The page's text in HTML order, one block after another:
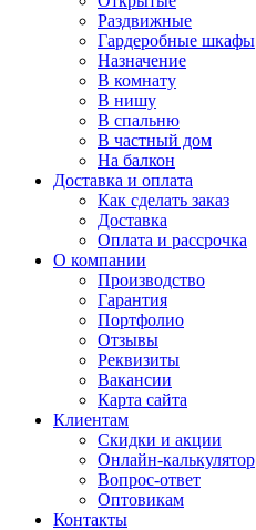
Раздвижные
Гардеробные шкафы
Назначение
В комнату
В нишу
В спальню
В частный дом
На балкон
Доставка и оплата
Как сделать заказ
Доставка
Оплата и рассрочка
О компании
Производство
Гарантия
Портфолио
Отзывы
Реквизиты
Вакансии
Карта сайта
Клиентам
Скидки и акции
Онлайн-калькулятор
Вопрос-ответ
Оптовикам
Контакты